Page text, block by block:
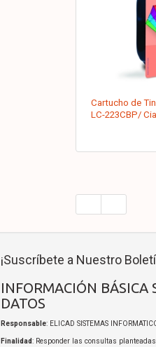
Cartucho de
LC-223CBP/
¡Suscríbete a Nuestro
INFORMACIÓN BÁSICA
DATOS
Responsable: ELICAD SISTEMAS
Finalidad: Responder las consultas